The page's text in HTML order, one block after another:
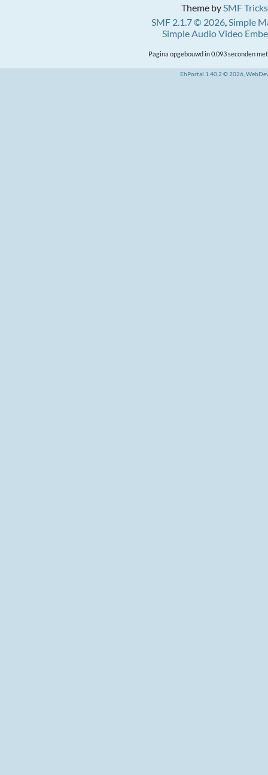
Theme bySMF Tricks
SMF 2.1.7 © 2026,Simple
Simple Audio Video
Pagina opgebouwd in 0.093 seconden
EhPortal 1.40.2 © 2026,